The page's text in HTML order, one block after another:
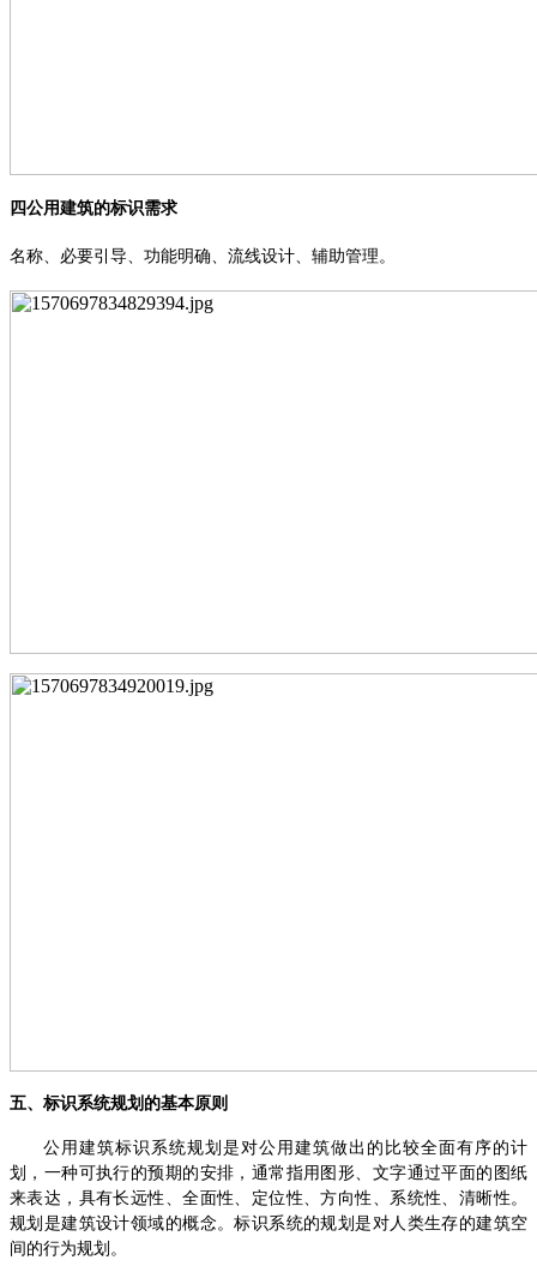
四公用建筑的标识需求
名称、必要引导、功能明确、流线设计、辅助管理。
五、标识系统规划的基本原则
公用建筑标识系统规划是对公用建筑做出的比较全面有序的计
划，一种可执行的预期的安排，通常指用图形、文字通过平面的图纸
来表达，具有长远性、全面性、定位性、方向性、系统性、清晰性。
规划是建筑设计领域的概念。标识系统的规划是对人类生存的建筑空
间的行为规划。